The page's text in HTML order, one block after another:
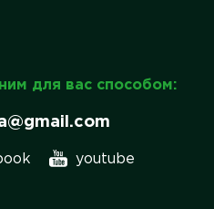
для вас способом:
youtube